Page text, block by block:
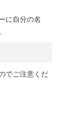
に自分の名
でご注意くだ